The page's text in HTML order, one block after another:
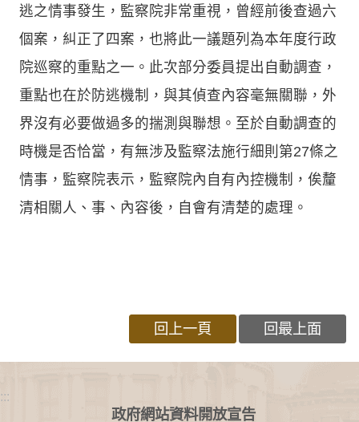
逃之情事發生，監察院非常重視，曾經前後查過六
個案，糾正了四案，也將此一議題列為本年度行政
院巡察的重點之一。此次部分委員提出自動調查，
重點也在於防逃機制，與其偵查內容毫無關聯，外
界沒有必要做過多的揣測與聯想。至於自動調查的
時機是否恰當，有無涉及監察法施行細則第27條之
情事，監察院表示，監察院內自有內控機制，俟釐
清相關人、事、內容後，自會有清楚的處理。
回上一頁 回最上面
:::
政府網站資料開放宣告